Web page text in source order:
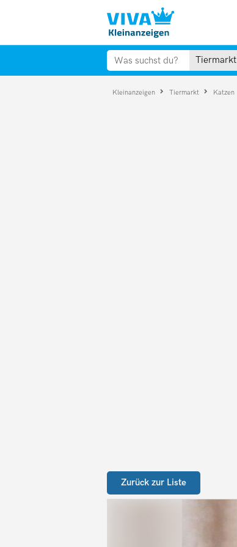
Tiermarkt
Kleinanzeigen Tiermarkt Katzen
Zurück zur Liste